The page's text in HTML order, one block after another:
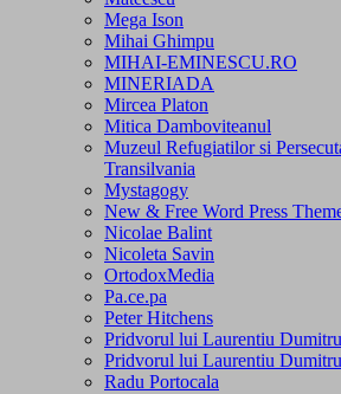
Mega Ison
Mihai Ghimpu
MIHAI-EMINESCU.RO
MINERIADA
Mircea Platon
Mitica Damboviteanul
Muzeul Refugiatilor si
Transilvania
Mystagogy
New & Free Word Press
Nicolae Balint
Nicoleta Savin
OrtodoxMedia
Pa.ce.pa
Peter Hitchens
Pridvorul lui Laurentiu Dumitru
Pridvorul lui Laurentiu
Radu Portocala